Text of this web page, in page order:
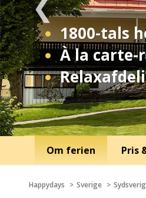
1800-tals
À la carte-
Om ferien Pris
Happydays Sverige